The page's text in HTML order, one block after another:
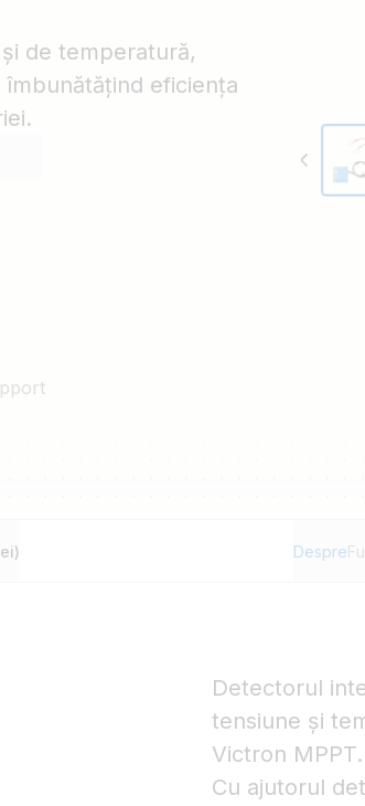
de temperatură,
eficiența
Despre
Detectorul
tensiune și
Victron MPPT.
Cu ajutorul